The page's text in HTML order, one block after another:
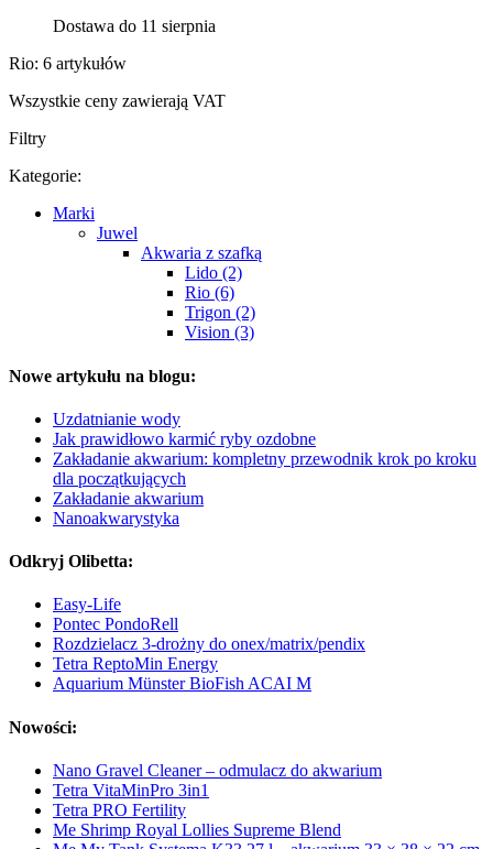
Dostawa do 11 sierpnia
Rio: 6 artykułów
Wszystkie ceny zawierają VAT
Filtry
Kategorie:
Marki
Juwel
Akwaria z szafką
Lido (2)
Rio (6)
Trigon (2)
Vision (3)
Nowe artykułu na blogu:
Uzdatnianie wody
Jak prawidłowo karmić ryby ozdobne
Zakładanie akwarium: kompletny przewodnik krok po kroku
dla początkujących
Zakładanie akwarium
Nanoakwarystyka
Odkryj Olibetta:
Easy-Life
Pontec PondoRell
Rozdzielacz 3-drożny do onex/matrix/pendix
Tetra ReptoMin Energy
Aquarium Münster BioFish ACAI M
Nowości:
Nano Gravel Cleaner – odmulacz do akwarium
Tetra VitaMinPro 3in1
Tetra PRO Fertility
Me Shrimp Royal Lollies Supreme Blend